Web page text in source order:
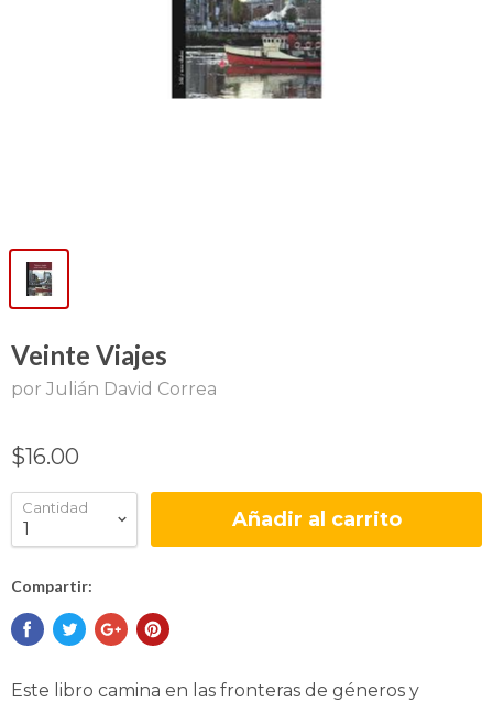
Veinte Viajes
por Julián David Correa
$16.00
Cantidad Añadir al carrito
Compartir:
Este libro camina en las fronteras de géneros y